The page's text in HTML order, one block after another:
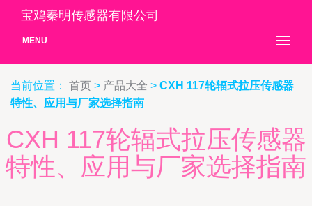
宝鸡秦明传感器有限公司
MENU
当前位置： 首页 > 产品大全 > CXH 117轮辐式拉压传感器
特性、应用与厂家选择指南
CXH 117轮辐式拉压传感器
特性、应用与厂家选择指南